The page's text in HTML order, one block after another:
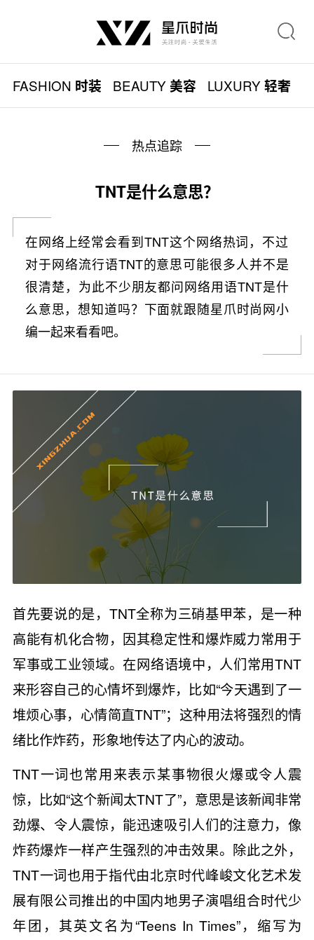
FASHION 时装 BEAUTY美容 LUXURY轻奢
热点追踪
TNT是什么意思？
在网络上经常会看到TNT这个网络热词，不过
对于网络流行语TNT的意思可能很多人并不是
很清楚，为此不少朋友都问网络用语TNT是什
么意思，想知道吗？下面就跟随星爪时尚网小
编一起来看看吧。
首先要说的是，TNT全称为三硝基甲苯，是一种
高能有机化合物，因其稳定性和爆炸威力常用于
军事或工业领域。在网络语境中，人们常用TNT
来形容自己的心情坏到爆炸，比如“今天遇到了一
堆烦心事，心情简直TNT”；这种用法将强烈的情
绪比作炸药，形象地传达了内心的波动。
TNT一词也常用来表示某事物很火爆或令人震
惊，比如“这个新闻太TNT了”，意思是该新闻非常
劲爆、令人震惊，能迅速吸引人们的注意力，像
炸药爆炸一样产生强烈的冲击效果。除此之外，
TNT一词也用于指代由北京时代峰峻文化艺术发
展有限公司推出的中国内地男子演唱组合时代少
年团，其英文名为“Teens In Times”，缩写为